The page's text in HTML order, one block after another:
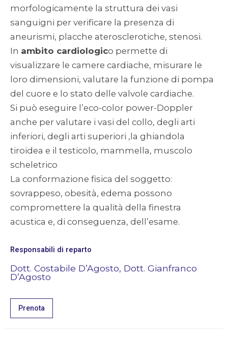
morfologicamente la struttura dei vasi
sanguigni per verificare la presenza di
aneurismi, placche aterosclerotiche, stenosi.
In ambito cardiologico permette di
visualizzare le camere cardiache, misurare le
loro dimensioni, valutare la funzione di pompa
del cuore e lo stato delle valvole cardiache.
Si può eseguire l’eco-color power-Doppler
anche per valutare i vasi del collo, degli arti
inferiori, degli arti superiori ,la ghiandola
tiroidea e il testicolo, mammella, muscolo
scheletrico
La conformazione fisica del soggetto:
sovrappeso, obesità, edema possono
compromettere la qualità della finestra
acustica e, di conseguenza, dell’esame.
Responsabili di reparto
Dott. Costabile D’Agosto, Dott. Gianfranco
D’Agosto
Prenota